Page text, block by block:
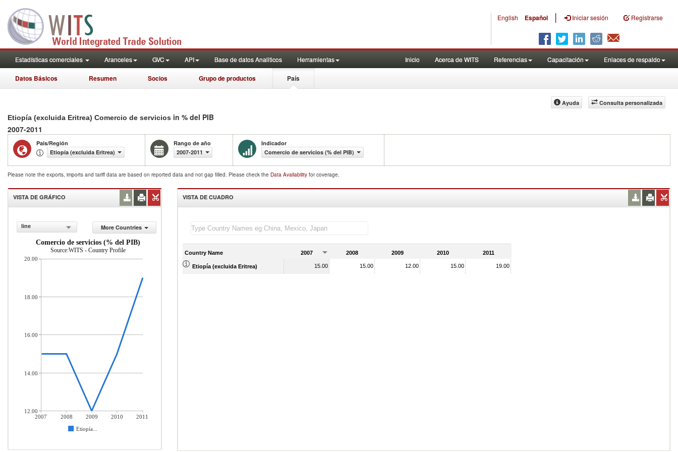
English Español | Iniciar sesión Registrarse
Estadísticas comerciales Aranceles GVC API Base de datos Analiticos Herramientas Inicio Acerca de WITS Referencias Capacitación Enlaces de respaldo
Datos Básicos Resumen Socios Grupo de productos País
Consulta personalizada
Ayuda
Etiopía (excluida Eritrea) Comercio de servicios in % del PIB
2007-2011
País/Región
Etiopía (excluida Eritrea)
Rango de año
2007-2011
Indicador
Comercio de servicios (% del PIB)
Please note the exports, imports and tariff data are based on reported data and not gap filled. Please check the Data Availability for coverage.
VISTA DE GRÁFICO
line
More Countries
Comercio de servicios (% del PIB)
Source:WITS - Country Profile
2007 2008 2009 2010
2011
Etiopía...
20.00
18.00
16.00
14.00
12.00
VISTA DE CUADRO
Country Name 2007 2008 2009 2010 2011
Etiopía (excluida Eritrea) 15.00 15.00 12.00 15.00 19.00